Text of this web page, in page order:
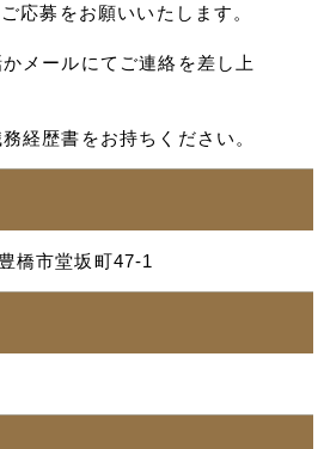
応募をお願いいたします。
メールにてご連絡を差し上
経歴書をお持ちください。
橋市堂坂町47-1